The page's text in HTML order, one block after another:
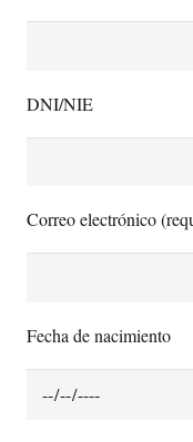
DNI/NIE
Correo electrónico
Fecha de nacimiento